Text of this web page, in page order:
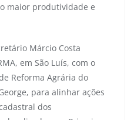
maior produtividade e
Márcio Costa
em São Luís, com o
Reforma Agrária do
para alinhar ações
dos